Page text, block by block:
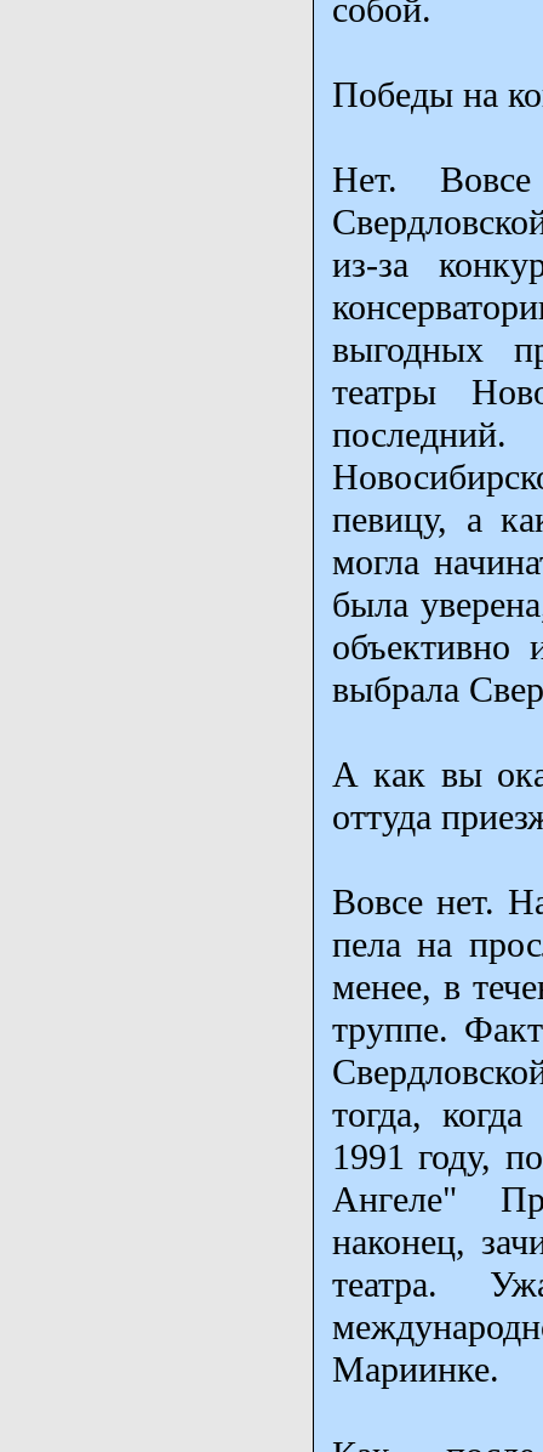
собой.
Победы на
Нет.
из-за
выгодных
театры
певицу, а
могла
была
объективно
выбрала
А как вы
оттуда
Вовсе нет.
пела на
менее, в
труппе.
тогда,
1991 году,
Ангеле"
наконец,
театра.
Мариинке.